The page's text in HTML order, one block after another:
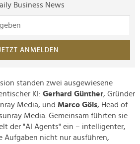
Business News
ANMELDEN
standen zwei ausgewiesene
KI: Gerhard Günther, Gründer
Media, und Marco Göls, Head of
Media. Gemeinsam führten sie
der "AI Agents" ein – intelligenter,
Aufgaben nicht nur ausführen,